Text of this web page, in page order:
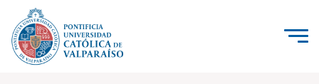
Click acá para ir directamente al contenido